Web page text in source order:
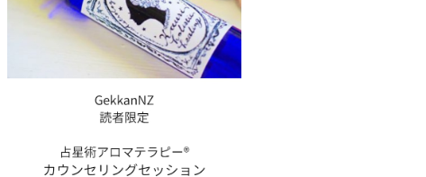
GekkanNZ読者限定！占星術アロマテラピー
®︎カウンセリングセッション
¥19,800